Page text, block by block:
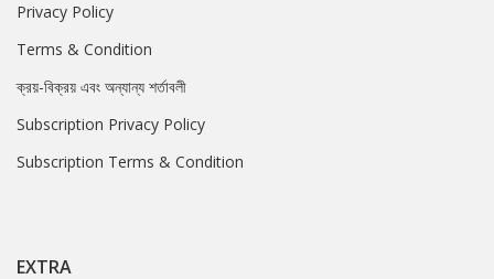
Privacy Policy
Terms & Condition
ক্রয়-বিক্রয় এবং অন্যান্য শর্তাবলী
Subscription Privacy Policy
Subscription Terms & Condition
EXTRA